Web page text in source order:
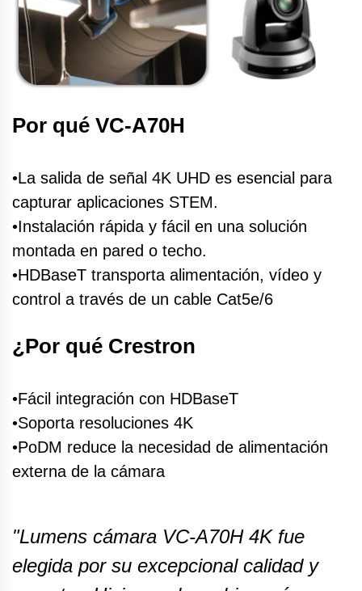
Por qué VC-A70H
•La salida de señal 4K UHD es esencial para
capturar aplicaciones STEM.
•Instalación rápida y fácil en una solución
montada en pared o techo.
•HDBaseT transporta alimentación, vídeo y
control a través de un cable Cat5e/6
¿Por qué Crestron
•Fácil integración con HDBaseT
•Soporta resoluciones 4K
•PoDM reduce la necesidad de alimentación
externa de la cámara
"Lumens cámara VC-A70H 4K fue
elegida por su excepcional calidad y